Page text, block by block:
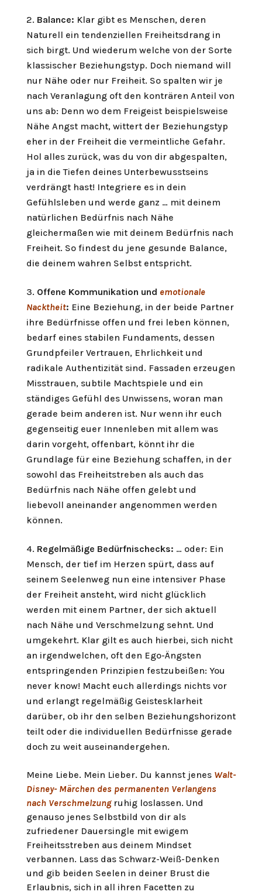
Balance: Klar gibt es Menschen, deren
Naturell ein tendenziellen Freiheitsdrang in
sich birgt. Und wiederum welche von der Sorte
klassischer Beziehungstyp. Doch niemand will
nur Nähe oder nur Freiheit. So spalten wir je
nach Veranlagung oft den konträren Anteil von
uns ab: Denn wo dem Freigeist beispielsweise
Nähe Angst macht, wittert der Beziehungstyp
eher in der Freiheit die vermeintliche Gefahr.
Hol alles zurück, was du von dir abgespalten,
ja in die Tiefen deines Unterbewusstseins
verdrängt hast! Integriere es in dein
Gefühlsleben und werde ganz … mit deinem
natürlichen Bedürfnis nach Nähe
gleichermaßen wie mit deinem Bedürfnis nach
Freiheit. So findest du jene gesunde Balance,
die deinem wahren Selbst entspricht.
Offene Kommunikation und emotionale
Nacktheit: Eine Beziehung, in der beide Partner
ihre Bedürfnisse offen und frei leben können,
bedarf eines stabilen Fundaments, dessen
Grundpfeiler Vertrauen, Ehrlichkeit und
radikale Authentizität sind. Fassaden erzeugen
Misstrauen, subtile Machtspiele und ein
ständiges Gefühl des Unwissens, woran man
gerade beim anderen ist. Nur wenn ihr euch
gegenseitig euer Innenleben mit allem was
darin vorgeht, offenbart, könnt ihr die
Grundlage für eine Beziehung schaffen, in der
sowohl das Freiheitstreben als auch das
Bedürfnis nach Nähe offen gelebt und
liebevoll aneinander angenommen werden
können.
Regelmäßige Bedürfnischecks: … oder: Ein
Mensch, der tief im Herzen spürt, dass auf
seinem Seelenweg nun eine intensiver Phase
der Freiheit ansteht, wird nicht glücklich
werden mit einem Partner, der sich aktuell
nach Nähe und Verschmelzung sehnt. Und
umgekehrt. Klar gilt es auch hierbei, sich nicht
an irgendwelchen, oft den Ego-Ängsten
entspringenden Prinzipien festzubeißen: You
never know! Macht euch allerdings nichts vor
und erlangt regelmäßig Geistesklarheit
darüber, ob ihr den selben Beziehungshorizont
teilt oder die individuellen Bedürfnisse gerade
doch zu weit auseinandergehen.
Meine Liebe. Mein Lieber. Du kannst jenes Walt-
Disney- Märchen des permanenten Verlangens
nach Verschmelzung ruhig loslassen. Und
genauso jenes Selbstbild von dir als
zufriedener Dauersingle mit ewigem
Freiheitsstreben aus deinem Mindset
verbannen. Lass das Schwarz-Weiß-Denken
und gib beiden Seelen in deiner Brust die
Erlaubnis, sich in all ihren Facetten zu